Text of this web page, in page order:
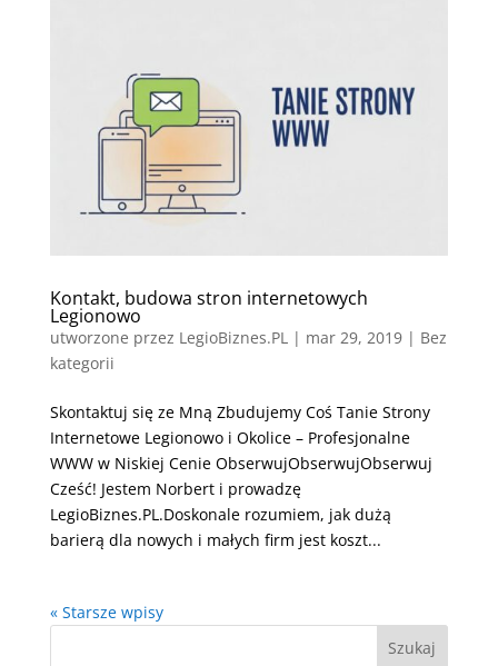
Kontakt, budowa stron internetowych
Legionowo
utworzone przez LegioBiznes.PL| mar 29, 2019| Bez
kategorii
Skontaktuj się ze Mną Zbudujemy Coś Tanie Strony
Internetowe Legionowo i Okolice – Profesjonalne
WWW w Niskiej Cenie ObserwujObserwujObserwuj
Cześć! Jestem Norbert i prowadzę
LegioBiznes.PL.Doskonale rozumiem, jak dużą
barierą dla nowych i małych firm jest koszt...
« Starsze wpisy